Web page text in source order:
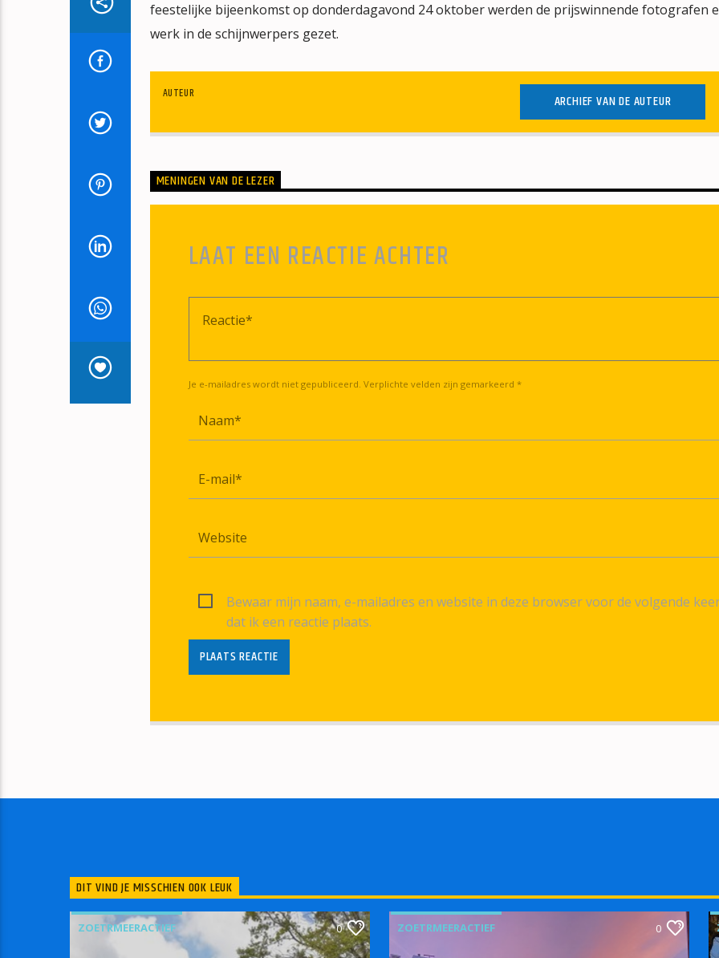
feestelijke bijeenkomst op donderdagavond 24 oktober werden de prijswinnende fotografen
werk in de schijnwerpers gezet.
AUTEUR ARCHIEF VAN DE AUTEUR
MENINGEN VAN DE LEZER
LAAT EEN REACTIE ACHTER
Je e-mailadres wordt niet gepubliceerd. Verplichte velden zijn gemarkeerd *
Bewaar mijn naam, e-mailadres en website in deze browser voor de volgende
dat ik een reactie plaats.
DIT VIND JE MISSCHIEN OOK LEUK
ZOETRMEERACTIEF 0 ZOETRMEERACTIEF 0